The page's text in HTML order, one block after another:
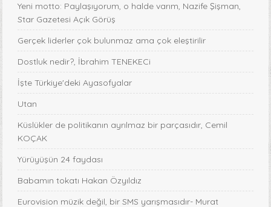
Yeni motto: Paylaşıyorum, o halde varım, Nazife Şişman,
Star Gazetesi Açık Görüş
Gerçek liderler çok bulunmaz ama çok eleştirilir
Dostluk nedir?, İbrahim TENEKECi
İşte Türkiye'deki Ayasofyalar
Utan
Küslükler de politikanın ayrılmaz bir parçasıdır, Cemil
KOÇAK
Yürüyüşün 24 faydası
Babamın tokatı Hakan Özyıldız
Eurovision müzik değil, bir SMS yarışmasıdır- Murat